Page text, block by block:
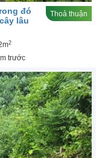
đó
lâu
Thoả thuận
2
trước